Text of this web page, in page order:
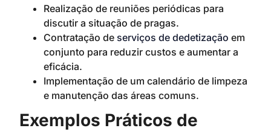
Realização de reuniões periódicas para
discutir a situação de pragas.
Contratação de serviços de dedetização em
conjunto para reduzir custos e aumentar a
eficácia.
Implementação de um calendário de limpeza
e manutenção das áreas comuns.
Exemplos Práticos de